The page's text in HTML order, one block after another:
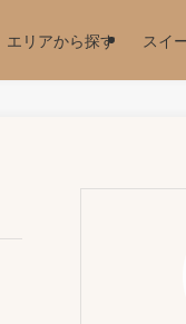
エリアから探す スイ